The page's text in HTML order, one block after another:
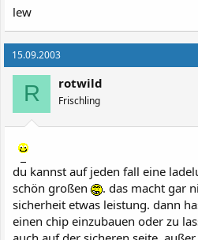
lew
15.09.2003
R rotwild
Frischling
du kannst auf jeden fall eine
schön großen
. das macht gar
sicherheit etwas leistung. dann
einen chip einzubauen oder zu